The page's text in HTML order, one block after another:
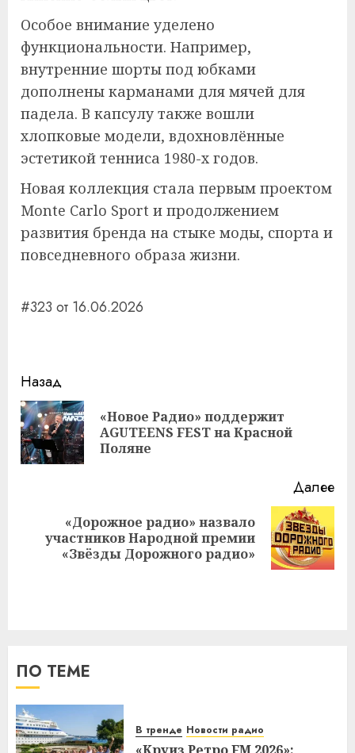
Особое внимание уделено
функциональности. Например,
внутренние шорты под юбками
дополнены карманами для мячей для
падела. В капсулу также вошли
хлопковые модели, вдохновлённые
эстетикой тенниса 1980-х годов.
Новая коллекция стала первым проектом
Monte Carlo Sport и продолжением
развития бренда на стыке моды, спорта и
повседневного образа жизни.
#323 от 16.06.2026
Навигация
записи
Назад
«Новое Радио» поддержит
AGUTEENS FEST на Красной
Поляне
Далее
Следующая
запись:
«Дорожное радио» назвало
участников Народной премии
«Звёзды Дорожного радио»
ПО ТЕМЕ
В тренде Новости радио